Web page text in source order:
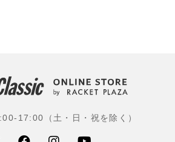
17:00（土・日・祝を除く）